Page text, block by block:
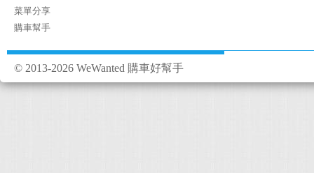
菜單分享
購車幫手
© 2013-2026 WeWanted 購車好幫手